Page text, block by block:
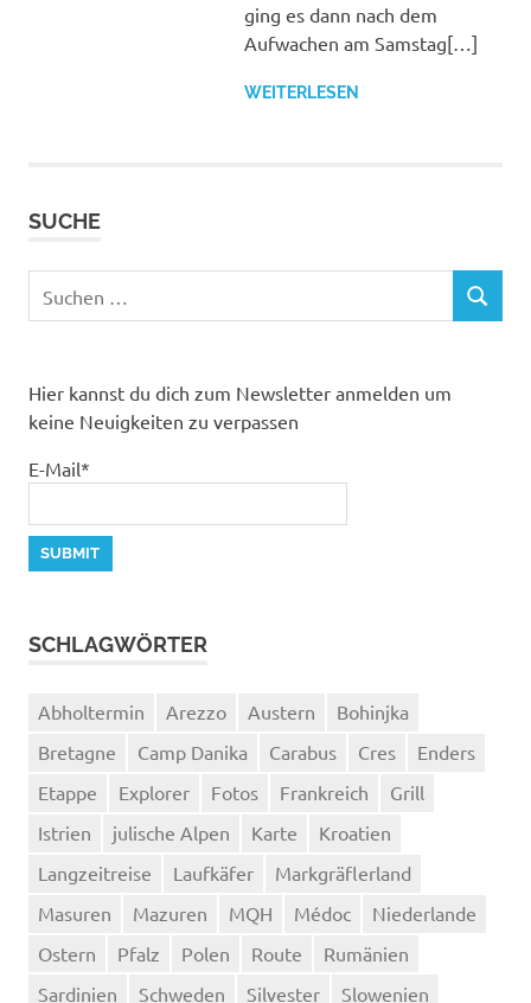
ging es dann nach dem
Aufwachen am Samstag[…]
WEITERLESEN
SUCHE
nach:
SUCHEN
Hier kannst du dich zum Newsletter anmelden um
keine Neuigkeiten zu verpassen
E-Mail*
SCHLAGWÖRTER
Abholtermin Arezzo Austern
Bohinjka
Bretagne
Camp Danika Carabus Cres
Enders
Etappe
Explorer Fotos Frankreich
Grill
Istrien
julische Alpen Karte
Kroatien
Langzeitreise
Laufkäfer
Markgräflerland
Masuren
Mazuren MQH Médoc
Niederlande
Ostern
Pfalz Polen Route
Rumänien
Sardinien
Schweden Silvester
Slowenien